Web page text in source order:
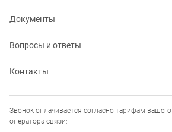
Документы
Вопросы и ответы
Контакты
Звонок оплачивается согласно тарифам вашего
оператора связи: